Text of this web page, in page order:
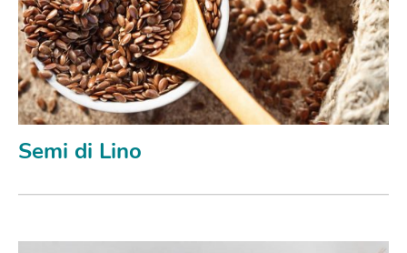
Semi di Lino